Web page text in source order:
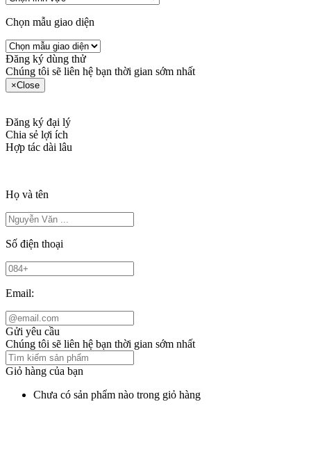
Chọn mẫu giao diện
Đăng ký dùng thử
Chúng tôi sẽ liên hệ bạn thời gian sớm nhất
×Close
Đăng ký đại lý
Chia sẻ lợi ích
Hợp tác dài lâu
Họ và tên
Số điện thoại
Email:
Gửi yêu cầu
Chúng tôi sẽ liên hệ bạn thời gian sớm nhất
Giỏ hàng của bạn
Chưa có sản phẩm nào trong giỏ hàng